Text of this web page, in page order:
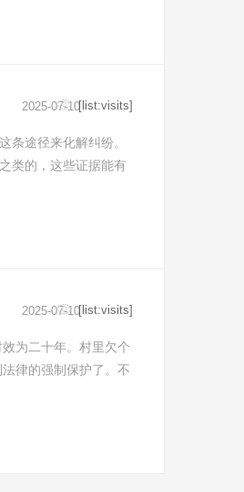
途径来化解纠纷。
类的，这些证据能有
2025-07-10[list:visits]
为二十年。村里欠个
律的强制保护了。不
2025-07-10[list:visits]